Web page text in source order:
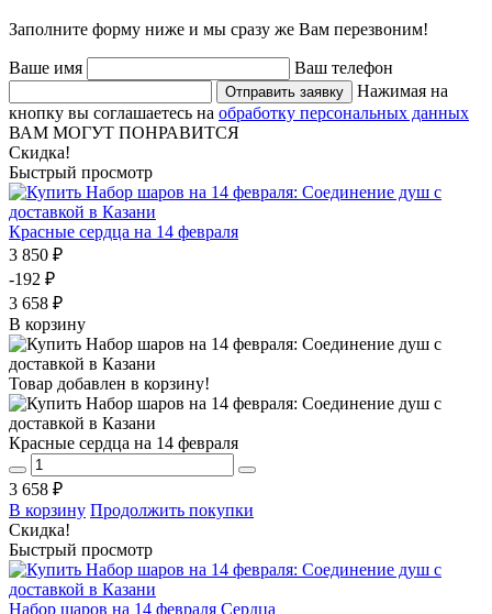
Заполните форму ниже и мы сразу же Вам перезвоним!
Ваше имя Ваш телефон
Отправить заявку
Нажимая на
кнопку вы соглашаетесь на обработку персональных данных
ВАМ МОГУТ ПОНРАВИТСЯ
Скидка!
Быстрый просмотр
Красные сердца на 14 февраля
3 850 ₽
-192 ₽
3 658 ₽
В корзину
Товар добавлен в корзину!
Красные сердца на 14 февраля
3 658 ₽
В корзину Продолжить покупки
Скидка!
Быстрый просмотр
Набор шаров на 14 февраля Сердца